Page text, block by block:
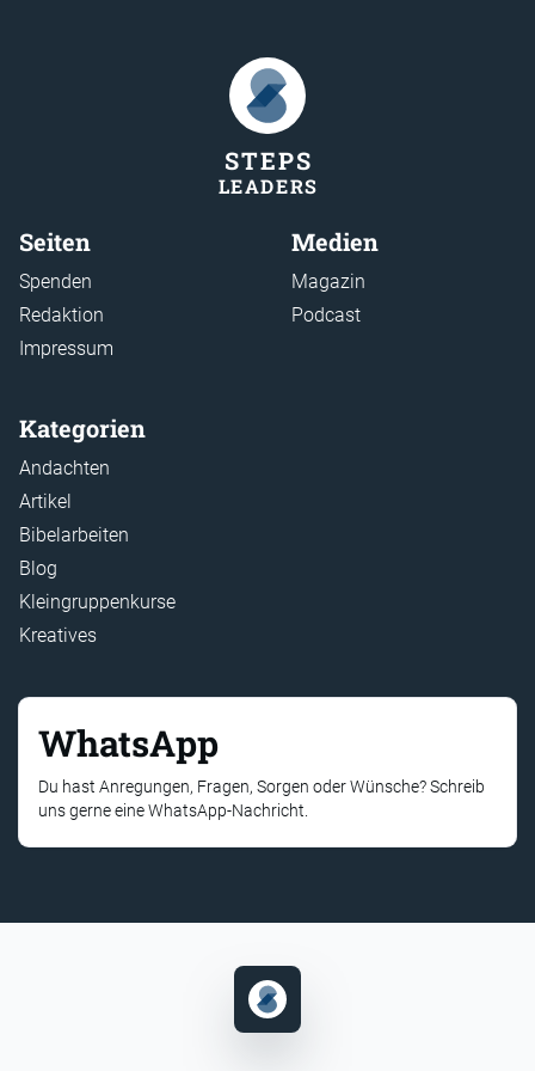
STEPS
LEADERS
Seiten
Spenden
Redaktion
Impressum
Medien
Magazin
Podcast
Kategorien
Andachten
Artikel
Bibelarbeiten
Blog
Kleingruppenkurse
Kreatives
WhatsApp
Du hast Anregungen, Fragen, Sorgen oder Wünsche? Schreib
uns gerne eine WhatsApp-Nachricht.